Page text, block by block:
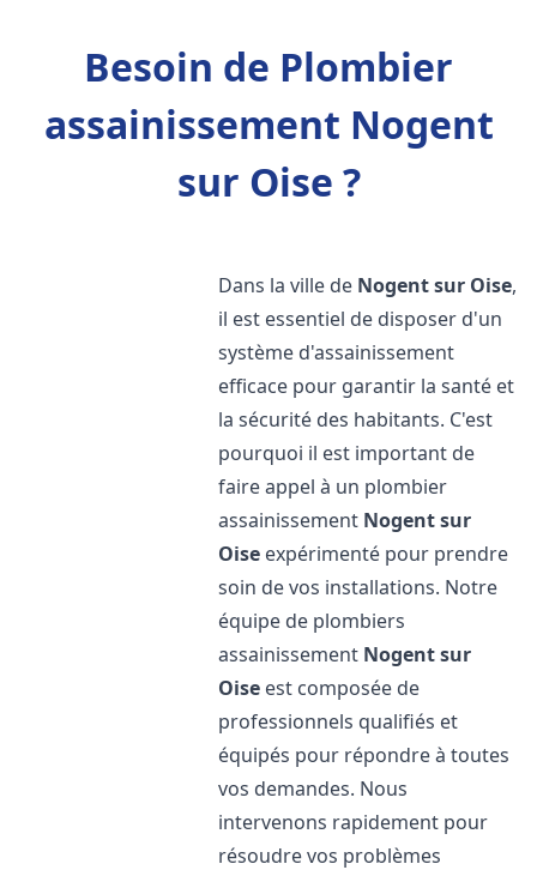
Besoin de Plombier
assainissement Nogent
sur Oise ?
Dans la ville de Nogent sur Oise,
il est essentiel de disposer d'un
système d'assainissement
efficace pour garantir la santé et
la sécurité des habitants. C'est
pourquoi il est important de
faire appel à un plombier
assainissement Nogent sur
Oise expérimenté pour prendre
soin de vos installations. Notre
équipe de plombiers
assainissement Nogent sur
Oise est composée de
professionnels qualifiés et
équipés pour répondre à toutes
vos demandes. Nous
intervenons rapidement pour
résoudre vos problèmes